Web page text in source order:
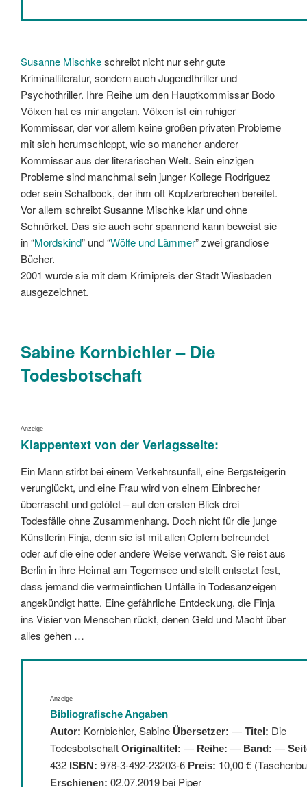
Susanne Mischkeschreibt nicht nur sehr gute
Kriminalliteratur, sondern auch Jugendthriller und
Psychothriller. Ihre Reihe um den Hauptkommissar Bodo
Völxen hat es mir angetan. Völxen ist ein ruhiger
Kommissar, der vor allem keine großen privaten Probleme
mit sich herumschleppt, wie so mancher anderer
Kommissar aus der literarischen Welt. Sein einzigen
Probleme sind manchmal sein junger Kollege Rodriguez
oder sein Schafbock, der ihm oft Kopfzerbrechen bereitet.
Vor allem schreibt Susanne Mischke klar und ohne
Schnörkel. Das sie auch sehr spannend kann beweist sie
in “Mordskind” und “Wölfe und Lämmer” zwei grandiose
Bücher.
2001 wurde sie mit dem Krimipreis der Stadt Wiesbaden
ausgezeichnet.
Sabine Kornbichler – Die
Todesbotschaft
Anzeige
Klappentext von derVerlagsseite:
Ein Mann stirbt bei einem Verkehrsunfall, eine Bergsteigerin
verunglückt, und eine Frau wird von einem Einbrecher
überrascht und getötet – auf den ersten Blick drei
Todesfälle ohne Zusammenhang. Doch nicht für die junge
Künstlerin Finja, denn sie ist mit allen Opfern befreundet
oder auf die eine oder andere Weise verwandt. Sie reist aus
Berlin in ihre Heimat am Tegernsee und stellt entsetzt fest,
dass jemand die vermeintlichen Unfälle in Todesanzeigen
angekündigt hatte. Eine gefährliche Entdeckung, die Finja
ins Visier von Menschen rückt, denen Geld und Macht über
alles gehen …
Anzeige
Bibliografische Angaben
Autor: Kornbichler, Sabine Übersetzer: — Titel: Die
Todesbotschaft Originaltitel: — Reihe: — Band: —
432 ISBN: 978-3-492-23203-6 Preis: 10,00 €
Erschienen: 02.07.2019 bei Piper